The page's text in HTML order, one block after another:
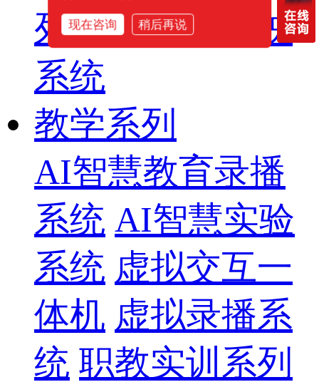
列 智慧影片放映
系统
教学系列
AI智慧教育录播
系统 AI智慧实验
系统 虚拟交互一
体机 虚拟录播系
统 职教实训系列
现在咨询 稍后再说